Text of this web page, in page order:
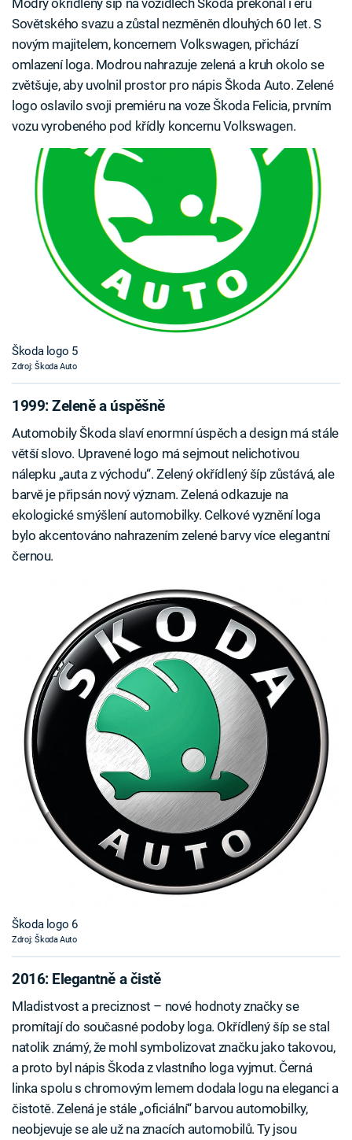
Modrý okřídlený šíp na vozidlech Škoda překonal i éru
Sovětského svazu a zůstal nezměněn dlouhých 60 let. S
novým majitelem, koncernem Volkswagen, přichází
omlazení loga. Modrou nahrazuje zelená a kruh okolo se
zvětšuje, aby uvolnil prostor pro nápis Škoda Auto. Zelené
logo oslavilo svoji premiéru na voze Škoda Felicia, prvním
vozu vyrobeného pod křídly koncernu Volkswagen.
Škoda logo 5
Zdroj: Škoda Auto
1999: Zeleně a úspěšně
Automobily Škoda slaví enormní úspěch a design má stále
větší slovo. Upravené logo má sejmout nelichotivou
nálepku „auta z východu“. Zelený okřídlený šíp zůstává, ale
barvě je připsán nový význam. Zelená odkazuje na
ekologické smýšlení automobilky. Celkové vyznění loga
bylo akcentováno nahrazením zelené barvy více elegantní
černou.
Škoda logo 6
Zdroj: Škoda Auto
2016: Elegantně a čistě
Mladistvost a preciznost – nové hodnoty značky se
promítají do současné podoby loga. Okřídlený šíp se stal
natolik známý, že mohl symbolizovat značku jako takovou,
a proto byl nápis Škoda z vlastního loga vyjmut. Černá
linka spolu s chromovým lemem dodala logu na eleganci a
čistotě. Zelená je stále „oficiální“ barvou automobilky,
neobjevuje se ale už na znacích automobilů. Ty jsou